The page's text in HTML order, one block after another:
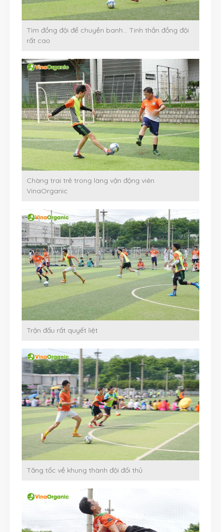
Tìm đồng đội để chuyền banh… Tinh thần đồng đội
rất cao
Chàng trai trẻ trong làng vận động viên
VinaOrganic
Trận đấu rất quyết liệt
Tăng tốc về khung thành đội đối thủ